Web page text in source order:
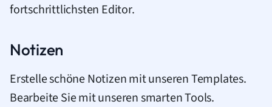
fortschrittlichsten Editor.
Notizen
Erstelle schöne Notizen mit unseren Templates.
Bearbeite Sie mit unseren smarten Tools.